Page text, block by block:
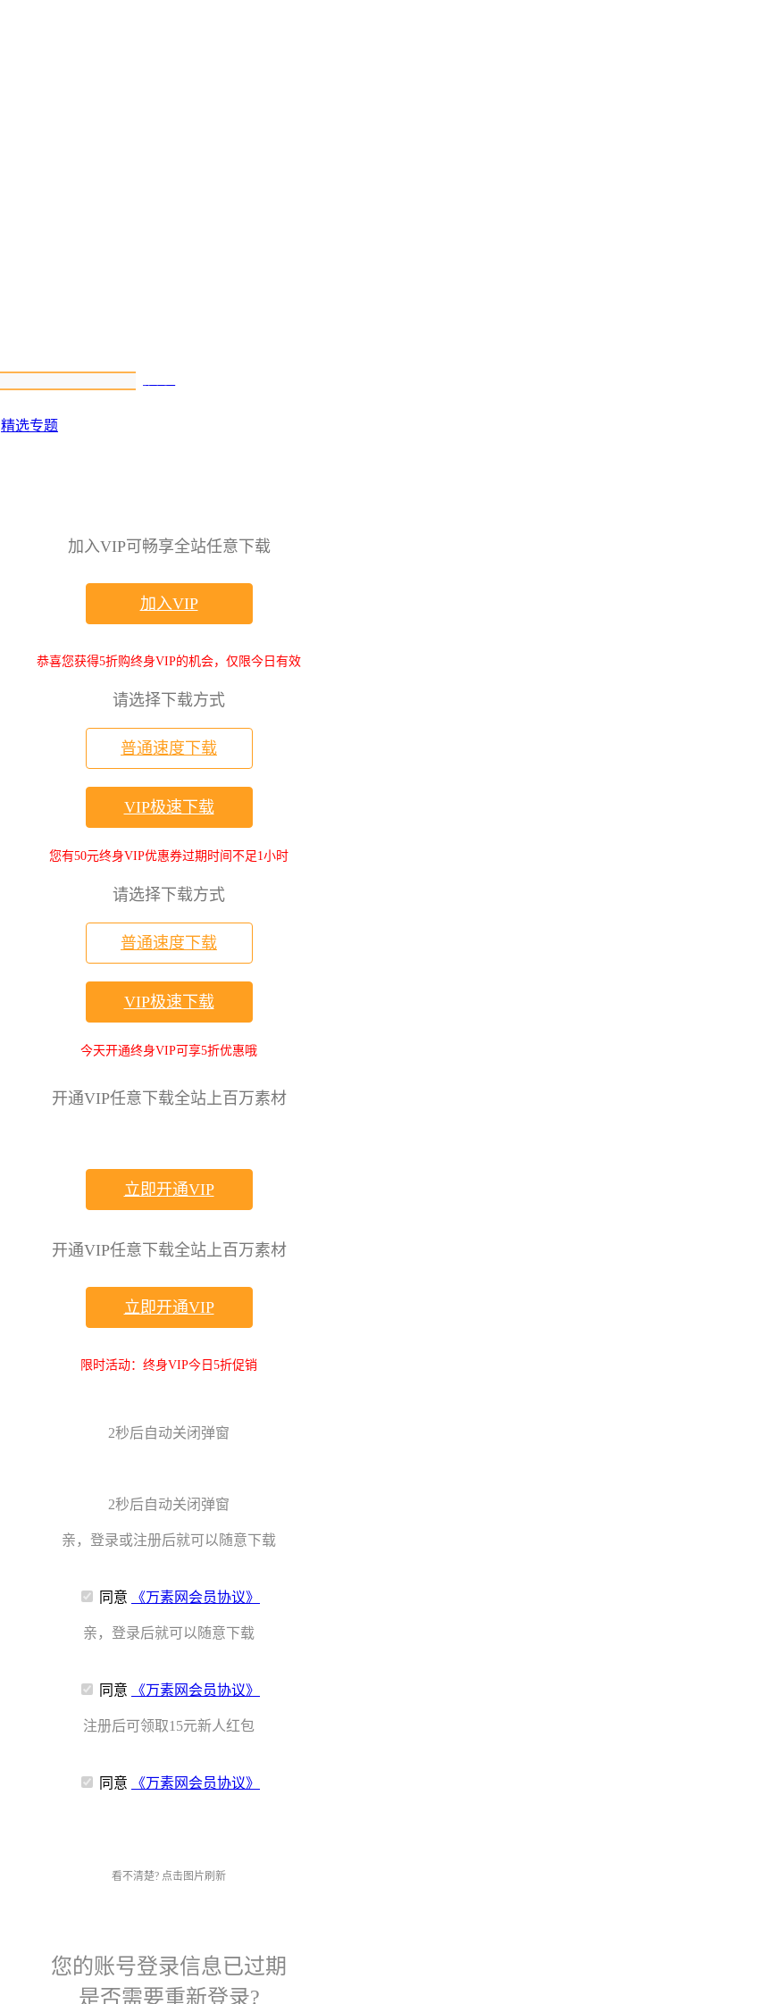
精选专题
加入VIP可畅享全站任意下载
加入VIP
恭喜您获得5折购终身VIP的机会，仅限今日有效
请选择下载方式
普通速度下载
VIP极速下载
您有50元终身VIP优惠券过期时间不足1小时
请选择下载方式
普通速度下载
VIP极速下载
今天开通终身VIP可享5折优惠哦
开通VIP任意下载全站上百万素材
立即开通VIP
开通VIP任意下载全站上百万素材
立即开通VIP
限时活动：终身VIP今日5折促销
2秒后自动关闭弹窗
2秒后自动关闭弹窗
亲，登录或注册后就可以随意下载
同意
《万素网会员协议》
亲，登录后就可以随意下载
同意
《万素网会员协议》
注册后可领取15元新人红包
同意
《万素网会员协议》
看不清楚? 点击图片刷新
您的账号登录信息已过期
是否需要重新登录?